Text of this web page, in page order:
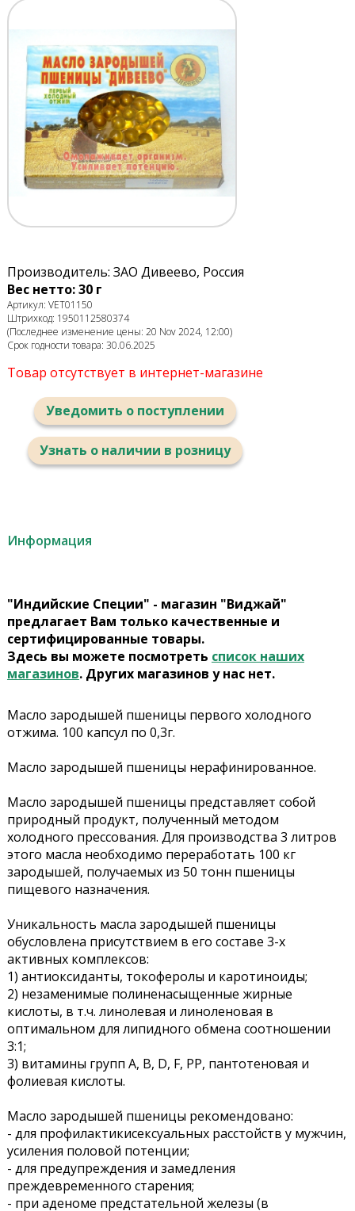
Производитель: ЗАО Дивеево, Россия
Вес нетто: 30 г
Артикул: VET01150
Штрихкод: 1950112580374
(Последнее изменение цены: 20 Nov 2024, 12:00)
Срок годности товара: 30.06.2025
Товар отсутствует в интернет-магазине
Уведомить о поступлении
Узнать о наличии в розницу
Информация
"Индийские Специи" - магазин "Виджай"
предлагает Вам только качественные и
сертифицированные товары.
Здесь вы можете посмотреть список наших
магазинов. Других магазинов у нас нет.
Масло зародышей пшеницы первого холодного
отжима. 100 капсул по 0,3г.
Масло зародышей пшеницы нерафинированное.
Масло зародышей пшеницы представляет собой
природный продукт, полученный методом
холодного прессования. Для производства 3 литров
этого масла необходимо переработать 100 кг
зародышей, получаемых из 50 тонн пшеницы
пищевого назначения.
Уникальность масла зародышей пшеницы
обусловлена присутствием в его составе 3-х
активных комплексов:
1) антиоксиданты, токоферолы и каротиноиды;
2) незаменимые полиненасыщенные жирные
кислоты, в т.ч. линолевая и линоленовая в
оптимальном для липидного обмена соотношении
3:1;
3) витамины групп А, В, D, F, PP, пантотеновая и
фолиевая кислоты.
Масло зародышей пшеницы рекомендовано:
- для профилактикисексуальных расстойств у мужчин,
усиления половой потенции;
- для предупреждения и замедления
преждевременного старения;
- при аденоме предстательной железы (в